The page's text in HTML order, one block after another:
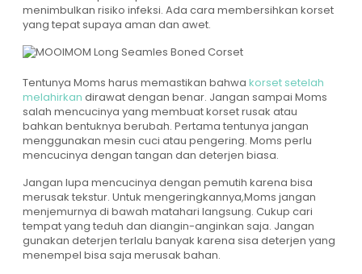
menimbulkan risiko infeksi. Ada cara membersihkan korset
yang tepat supaya aman dan awet.
Tentunya Moms harus memastikan bahwa korset setelah
melahirkan dirawat dengan benar. Jangan sampai Moms
salah mencucinya yang membuat korset rusak atau
bahkan bentuknya berubah. Pertama tentunya jangan
menggunakan mesin cuci atau pengering. Moms perlu
mencucinya dengan tangan dan deterjen biasa.
Jangan lupa mencucinya dengan pemutih karena bisa
merusak tekstur. Untuk mengeringkannya,Moms jangan
menjemurnya di bawah matahari langsung. Cukup cari
tempat yang teduh dan diangin-anginkan saja. Jangan
gunakan deterjen terlalu banyak karena sisa deterjen yang
menempel bisa saja merusak bahan.